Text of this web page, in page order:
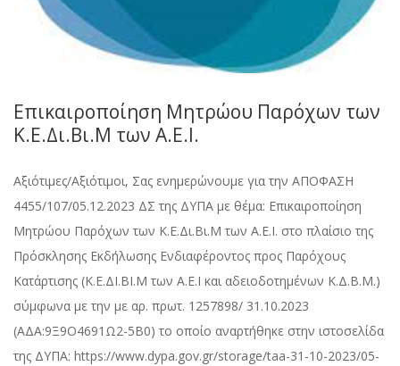
Επικαιροποίηση Μητρώου Παρόχων των
Κ.Ε.Δι.Βι.Μ των Α.Ε.Ι.
Αξιότιμες/Αξιότιμοι, Σας ενημερώνουμε για την ΑΠΟΦΑΣΗ
4455/107/05.12.2023 ΔΣ της ΔΥΠΑ με θέμα: Επικαιροποίηση
Μητρώου Παρόχων των Κ.Ε.Δι.Βι.Μ των Α.Ε.Ι. στο πλαίσιο της
Πρόσκλησης Εκδήλωσης Ενδιαφέροντος προς Παρόχους
Κατάρτισης (Κ.Ε.ΔΙ.ΒΙ.Μ των Α.Ε.Ι και αδειοδοτημένων Κ.Δ.Β.Μ.)
σύμφωνα με την με αρ. πρωτ. 1257898/ 31.10.2023
(ΑΔΑ:9Ξ9Ο4691Ω2-5Β0) το οποίο αναρτήθηκε στην ιστοσελίδα
της ΔΥΠΑ: https://www.dypa.gov.gr/storage/taa-31-10-2023/05-